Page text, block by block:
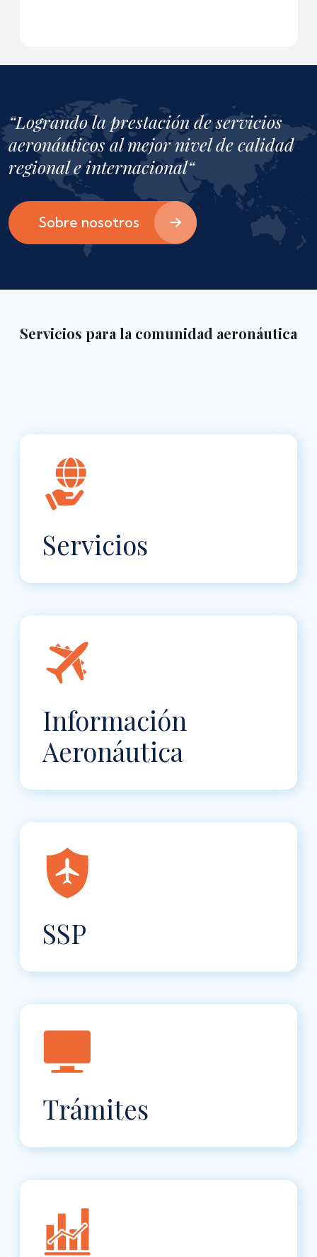
“Logrando la prestación de servicios
aeronáuticos al mejor nivel de calidad
regional e internacional“
Sobre nosotros
Servicios para la comunidad aeronáutica
Servicios
Información
Aeronáutica
SSP
Trámites